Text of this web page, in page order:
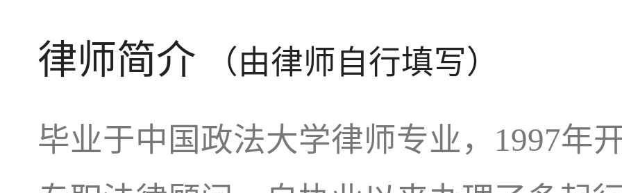
律师简介 （由律师自行填写）
毕业于中国政法大学律师专业，1997年